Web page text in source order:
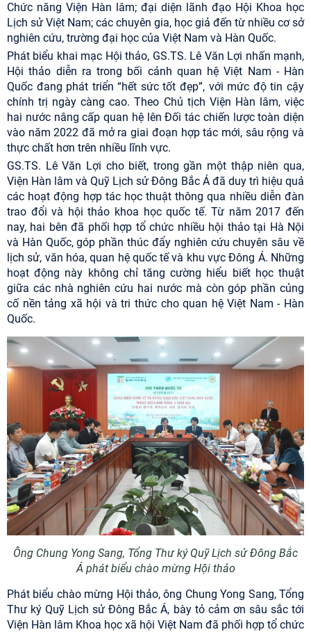
Chức năng Viện Hàn lâm; đại diện lãnh đạo Hội Khoa học
Lịch sử Việt Nam; các chuyên gia, học giả đến từ nhiều cơ sở
nghiên cứu, trường đại học của Việt Nam và Hàn Quốc.
Phát biểu khai mạc Hội thảo, GS.TS. Lê Văn Lợi nhấn mạnh,
Hội thảo diễn ra trong bối cảnh quan hệ Việt Nam - Hàn
Quốc đang phát triển “hết sức tốt đẹp”, với mức độ tin cậy
chính trị ngày càng cao. Theo Chủ tịch Viện Hàn lâm, việc
hai nước nâng cấp quan hệ lên Đối tác chiến lược toàn diện
vào năm 2022 đã mở ra giai đoạn hợp tác mới, sâu rộng và
thực chất hơn trên nhiều lĩnh vực.
GS.TS. Lê Văn Lợi cho biết, trong gần một thập niên qua,
Viện Hàn lâm và Quỹ Lịch sử Đông Bắc Á đã duy trì hiệu quả
các hoạt động hợp tác học thuật thông qua nhiều diễn đàn
trao đổi và hội thảo khoa học quốc tế. Từ năm 2017 đến
nay, hai bên đã phối hợp tổ chức nhiều hội thảo tại Hà Nội
và Hàn Quốc, góp phần thúc đẩy nghiên cứu chuyên sâu về
lịch sử, văn hóa, quan hệ quốc tế và khu vực Đông Á. Những
hoạt động này không chỉ tăng cường hiểu biết học thuật
giữa các nhà nghiên cứu hai nước mà còn góp phần củng
cố nền tảng xã hội và tri thức cho quan hệ Việt Nam - Hàn
Quốc.
Ông Chung Yong Sang, Tổng Thư ký Quỹ Lịch sử Đông Bắc
Á phát biểu chào mừng Hội thảo
Phát biểu chào mừng Hội thảo, ông Chung Yong Sang, Tổng
Thư ký Quỹ Lịch sử Đông Bắc Á, bày tỏ cảm ơn sâu sắc tới
Viện Hàn lâm Khoa học xã hội Việt Nam đã phối hợp tổ chức